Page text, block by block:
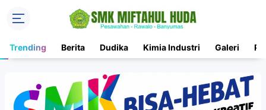
Trending Berita Dudika Kimia Industri Galeri